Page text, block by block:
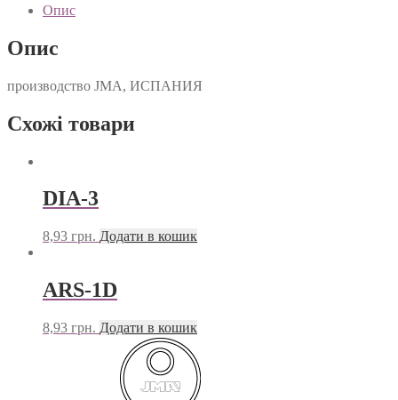
Опис
Опис
производство JMA, ИСПАНИЯ
Схожі товари
DIA-3
8,93 грн. Додати в кошик
ARS-1D
8,93 грн. Додати в кошик